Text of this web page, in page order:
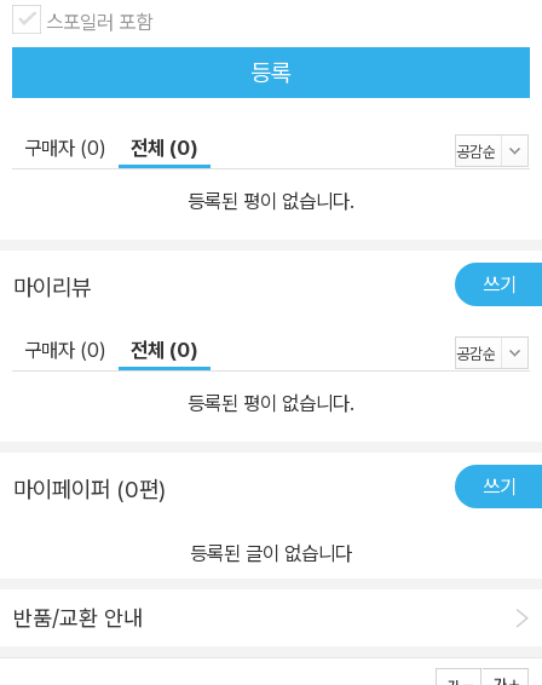
스포일러 포함
등록
구매자 (0) 전체 (0)
등록된 평이 없습니다.
마이리뷰 쓰기
구매자 (0) 전체 (0)
등록된 평이 없습니다.
마이페이퍼 (0편) 쓰기
등록된 글이 없습니다
반품/교환 안내